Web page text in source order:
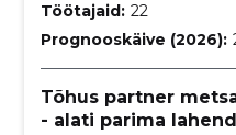
Töötajaid: 22
Prognooskäive (2026):
Tõhus partner
- alati parima